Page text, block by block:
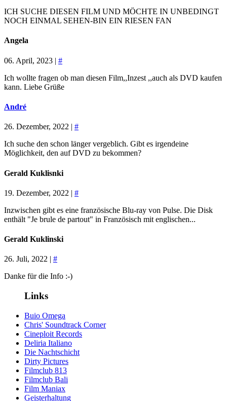
ICH SUCHE DIESEN FILM UND MÖCHTE IN UNBEDINGT
NOCH EINMAL SEHEN-BIN EIN RIESEN FAN
Angela
06. April, 2023 | #
Ich wollte fragen ob man diesen Film,,Inzest ,,auch als DVD kaufen
kann. Liebe Grüße
André
26. Dezember, 2022 | #
Ich suche den schon länger vergeblich. Gibt es irgendeine
Möglichkeit, den auf DVD zu bekommen?
Gerald Kuklisnki
19. Dezember, 2022 | #
Inzwischen gibt es eine französische Blu-ray von Pulse. Die Disk
enthält "Je brule de partout" in Französisch mit englischen...
Gerald Kuklinski
26. Juli, 2022 | #
Danke für die Info :-)
Links
Buio Omega
Chris' Soundtrack Corner
Cineploit Records
Deliria Italiano
Die Nachtschicht
Dirty Pictures
Filmclub 813
Filmclub Bali
Film Maniax
Geisterhaltung